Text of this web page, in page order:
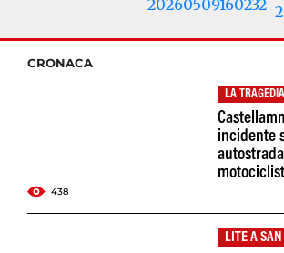
CRONACA
438
LA TRAGEDIA
incidente
LITE A